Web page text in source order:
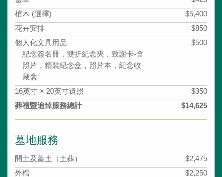
棺木 (選擇)
$5,400
花卉安排
$850
個人化文具用品
紀念簽名冊，雙折紀念夾，致謝卡-含
照片，精裝紀念盒，照片本，紀念收
藏盒
$500
16英寸 × 20英寸遺照
$350
葬禮暨追悼服務總計
$14,625
墓地服務
開土及蓋土（土葬）
$2,475
外棺
$2,250